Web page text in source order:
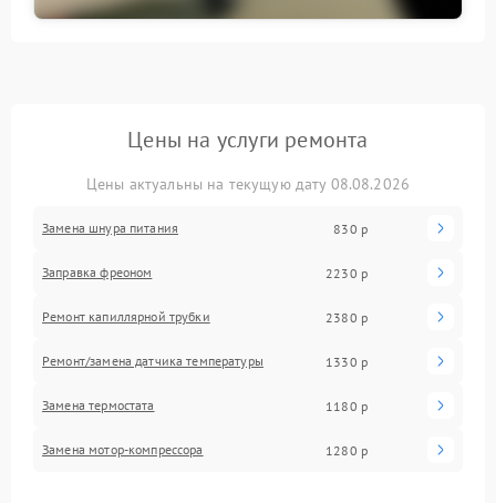
Цены на услуги ремонта
Цены актуальны на текущую дату 08.08.2026
Замена шнура питания 830 р
Заправка фреоном 2230 р
Ремонт капиллярной трубки 2380 р
Ремонт/замена датчика температуры 1330 р
Замена термостата 1180 р
Замена мотор-компрессора 1280 р